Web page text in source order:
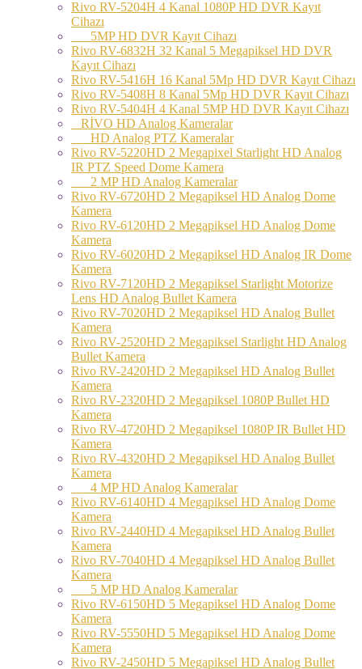
Rivo RV-5204H 4 Kanal 1080P HD DVR Kayıt
Cihazı
5MP HD DVR Kayıt Cihazı
Rivo RV-6832H 32 Kanal 5 Megapiksel HD DVR
Kayıt Cihazı
Rivo RV-5416H 16 Kanal 5Mp HD DVR Kayıt Cihazı
Rivo RV-5408H 8 Kanal 5Mp HD DVR Kayıt Cihazı
Rivo RV-5404H 4 Kanal 5MP HD DVR Kayıt Cihazı
RİVO HD Analog Kameralar
HD Analog PTZ Kameralar
Rivo RV-5220HD 2 Megapixel Starlight HD Analog
IR PTZ Speed Dome Kamera
2 MP HD Analog Kameralar
Rivo RV-6720HD 2 Megapiksel HD Analog Dome
Kamera
Rivo RV-6120HD 2 Megapiksel HD Analog Dome
Kamera
Rivo RV-6020HD 2 Megapiksel HD Analog IR Dome
Kamera
Rivo RV-7120HD 2 Megapiksel Starlight Motorize
Lens HD Analog Bullet Kamera
Rivo RV-7020HD 2 Megapiksel HD Analog Bullet
Kamera
Rivo RV-2520HD 2 Megapiksel Starlight HD Analog
Bullet Kamera
Rivo RV-2420HD 2 Megapiksel HD Analog Bullet
Kamera
Rivo RV-2320HD 2 Megapiksel 1080P Bullet HD
Kamera
Rivo RV-4720HD 2 Megapiksel 1080P IR Bullet HD
Kamera
Rivo RV-4320HD 2 Megapiksel HD Analog Bullet
Kamera
4 MP HD Analog Kameralar
Rivo RV-6140HD 4 Megapiksel HD Analog Dome
Kamera
Rivo RV-2440HD 4 Megapiksel HD Analog Bullet
Kamera
Rivo RV-7040HD 4 Megapiksel HD Analog Bullet
Kamera
5 MP HD Analog Kameralar
Rivo RV-6150HD 5 Megapiksel HD Analog Dome
Kamera
Rivo RV-5550HD 5 Megapiksel HD Analog Dome
Kamera
Rivo RV-2450HD 5 Megapiksel HD Analog Bullet